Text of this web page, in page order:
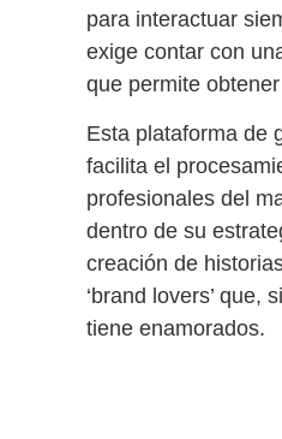
para interactuar
exige contar con
que permite obtener
Esta plataforma de
facilita el
profesionales del
dentro de su
creación de
‘brand lovers’ que,
tiene enamorados.